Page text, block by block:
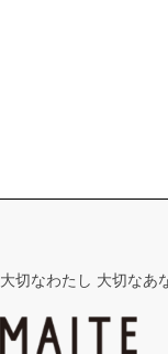
大切なわたし 大切なあ